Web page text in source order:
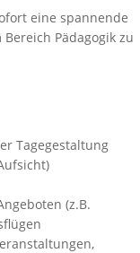
eine spannende
Bereich Pädagogik zu
Tagegestaltung
(z.B.